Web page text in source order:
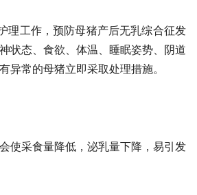
理工作，预防母猪产后无乳综合征发
状态、食欲、体温、睡眠姿势、阴道
异常的母猪立即采取处理措施。
使采食量降低，泌乳量下降，易引发